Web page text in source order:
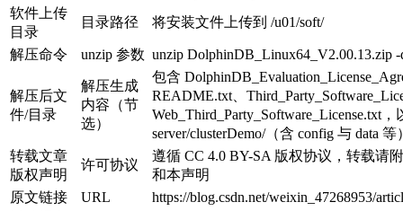
软件上传
目录
目录路径 将安装文件上传到 /u01/soft/
解压命令 unzip 参数 unzip DolphinDB_Linux64_V2.00.13.zip -
解压后文
件/目录
解压生成
内容（节
选）
包含
README.txt、
Web_Third_Party_Software_License.txt，
server/clusterDemo/（含 config 与 data 等
转载文章
版权声明
许可协议
遵循 CC 4.0 BY-SA 版权协议，转载请
和本声明
原文链接
URL
https://blog.csdn.net/weixin_47268953/